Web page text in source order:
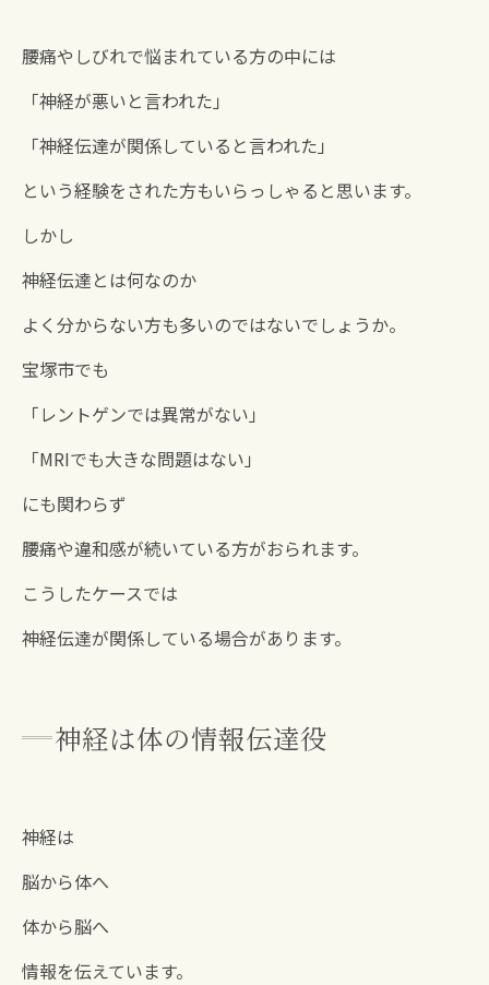
腰痛やしびれで悩まれている方の中には
「神経が悪いと言われた」
「神経伝達が関係していると言われた」
という経験をされた方もいらっしゃると思います。
しかし
神経伝達とは何なのか
よく分からない方も多いのではないでしょうか。
宝塚市でも
「レントゲンでは異常がない」
「MRIでも大きな問題はない」
にも関わらず
腰痛や違和感が続いている方がおられます。
こうしたケースでは
神経伝達が関係している場合があります。
神経は体の情報伝達役
神経は
脳から体へ
体から脳へ
情報を伝えています。